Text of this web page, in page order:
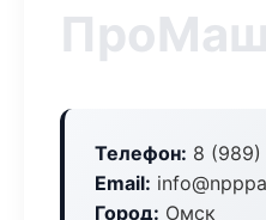
ПроМаш
Телефон: 8
Email:
Город: Омск